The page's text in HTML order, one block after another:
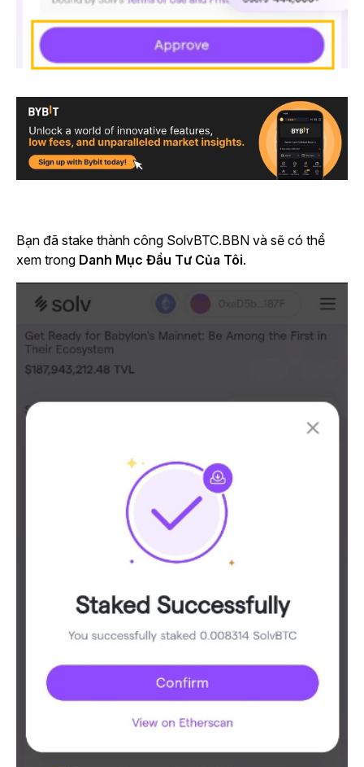
Bạn đã stake thành công SolvBTC.BBN và sẽ có thể
xem trong Danh Mục Đầu Tư Của Tôi.